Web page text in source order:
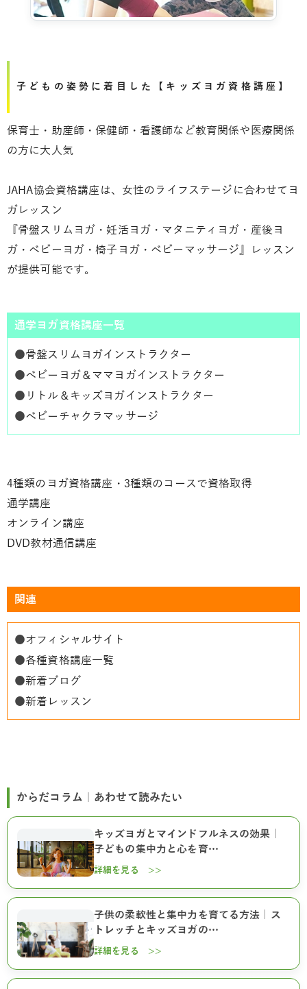
子どもの姿勢に着目した【キッズヨガ資格講座】
保育士・助産師・保健師・看護師など教育関係や医療関係
の方に大人気
JAHA協会資格講座は、女性のライフステージに合わせてヨ
ガレッスン
『骨盤スリムヨガ・妊活ヨガ・マタニティヨガ・産後ヨ
ガ・ベビーヨガ・椅子ヨガ・ベビーマッサージ』レッスン
が提供可能です。
通学ヨガ資格講座一覧
●骨盤スリムヨガインストラクター
●ベビーヨガ＆ママヨガインストラクター
● リトル＆キッズヨガインストラクター
●ベビーチャクラマッサージ
4種類のヨガ資格講座・3種類のコースで資格取得
通学講座
オンライン講座
DVD教材通信講座
関連
●オフィシャルサイト
●各種資格講座一覧
●新着ブログ
●新着レッスン
からだコラム｜あわせて読みたい
キッズヨガとマインドフルネスの効果｜
子どもの集中力と心を育…
詳細を見る >>
子供の柔軟性と集中力を育てる方法｜ス
トレッチとキッズヨガの…
詳細を見る >>